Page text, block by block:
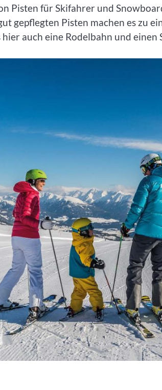
Pisten für Skifahrer und
gepflegten Pisten machen es zu
auch eine Rodelbahn und